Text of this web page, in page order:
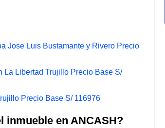
Jose Luis Bustamante y Rivero Precio
La Libertad Trujillo Precio Base S/
Precio Base S/ 116976
inmueble en ANCASH?